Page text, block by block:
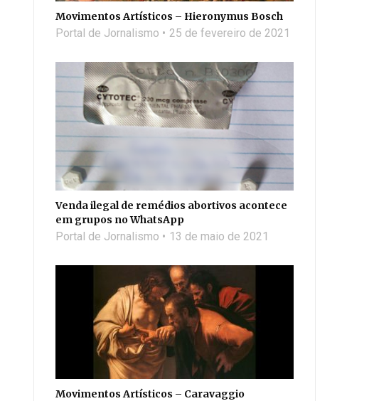
Movimentos Artísticos – Hieronymus Bosch
Portal de Jornalismo 25 de fevereiro de 2021
Venda ilegal de remédios abortivos acontece
em grupos no WhatsApp
Portal de Jornalismo 13 de maio de 2021
Movimentos Artísticos – Caravaggio